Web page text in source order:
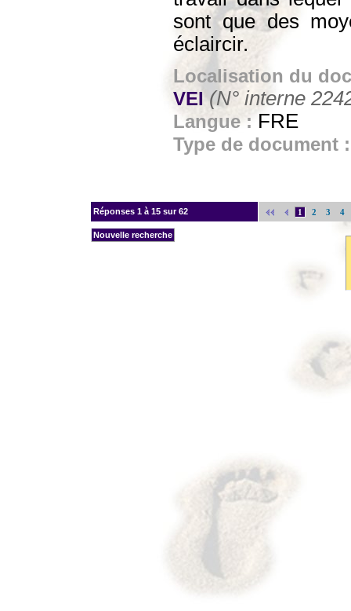
sont que des
éclaircir.
Localisation du
VEI(N° interne
Langue : FRE
Type de document
Réponses 1 à 15 sur 62 1 2 3 4